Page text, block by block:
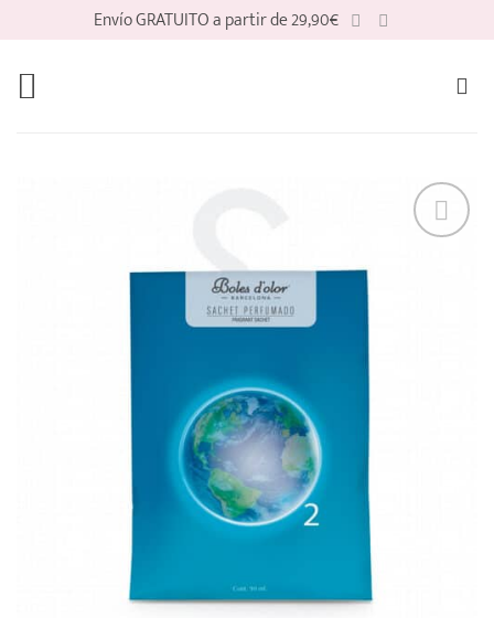
contenido
Envío GRATUITO a partir de 29,90€